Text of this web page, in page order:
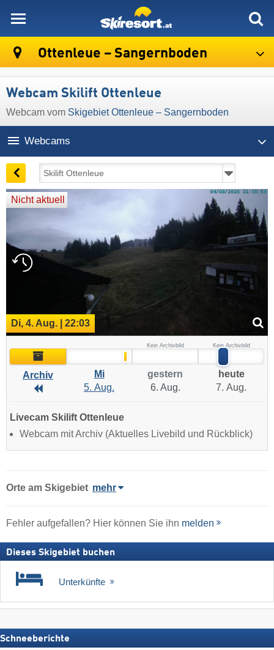
Ottenleue – Sangernboden
Webcam Skilift Ottenleue
Webcam vom Skigebiet Ottenleue – Sangernboden
Webcams
Nicht aktuell
Di, 4. Aug. | 22:03
Archiv
Kein Archivbild Kein Archivbild
Archiv
Archiv
Mi
5. Aug.
gestern
6. Aug.
heute
7. Aug.
Livecam Skilift Ottenleue
Webcam mit Archiv (Aktuelles Livebild und Rückblick)
Orte am Skigebiet mehr
Fehler aufgefallen? Hier können Sie ihn melden
Dieses Skigebiet buchen
Unterkünfte
Schneeberichte